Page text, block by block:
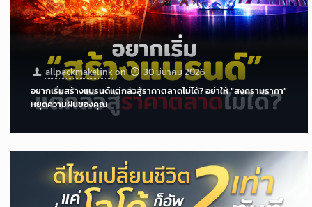
allpackmakelinkon
30 มีนาคม 2026
อยากเริ่มสร้างแบรนด์แต่กลัวสู้ราคาตลาดไม่ได้? อย่าให้ “สงครามราคา”
หยุดความฝันของคุณ